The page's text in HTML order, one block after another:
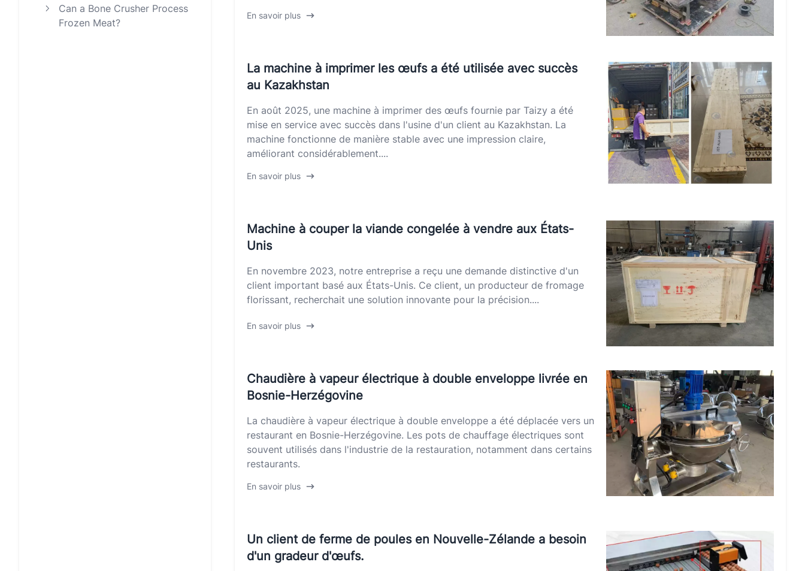
Can a Bone Crusher Process
Frozen Meat?
En savoir plus
La machine à imprimer les œufs a été utilisée avec succès
au Kazakhstan
En août 2025, une machine à imprimer des œufs fournie par Taizy a été
mise en service avec succès dans l'usine d'un client au Kazakhstan. La
machine fonctionne de manière stable avec une impression claire,
améliorant considérablement....
En savoir plus
Machine à couper la viande congelée à vendre aux États-
Unis
En novembre 2023, notre entreprise a reçu une demande distinctive d'un
client important basé aux États-Unis. Ce client, un producteur de fromage
florissant, recherchait une solution innovante pour la précision....
En savoir plus
Chaudière à vapeur électrique à double enveloppe livrée en
Bosnie-Herzégovine
La chaudière à vapeur électrique à double enveloppe a été déplacée vers un
restaurant en Bosnie-Herzégovine. Les pots de chauffage électriques sont
souvent utilisés dans l'industrie de la restauration, notamment dans certains
restaurants.
En savoir plus
Un client de ferme de poules en Nouvelle-Zélande a besoin
d'un gradeur d'œufs.